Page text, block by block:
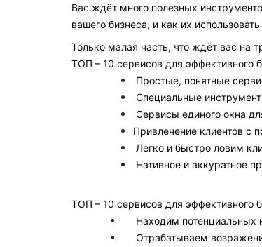
Вас ждёт много полезных
вашего бизнеса, и как их
Только малая часть, что ждёт вас на
ТОП – 10 сервисов для эффективного
Простые, понятные
Специальные
Сервисы единого окна
Привлечение клиентов с
Легко и быстро ловим
Нативное и аккуратное
ТОП – 10 сервисов для эффективного
Находим потенциальных
Отрабатываем